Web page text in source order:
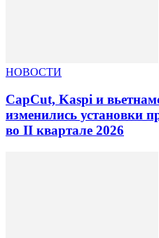
НОВОСТИ
CapCut, Kaspi и
изменились установки
во II квартале 2026